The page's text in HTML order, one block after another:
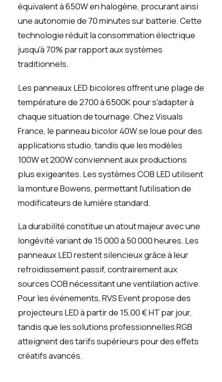
équivalent à 650W en halogène, procurant ainsi
une autonomie de 70 minutes sur batterie. Cette
technologie réduit la consommation électrique
jusqu'à 70% par rapport aux systèmes
traditionnels.
Les panneaux LED bicolores offrent une plage de
température de 2700 à 6500K pour s'adapter à
chaque situation de tournage. Chez Visuals
France, le panneau bicolor 40W se loue pour des
applications studio, tandis que les modèles
100W et 200W conviennent aux productions
plus exigeantes. Les systèmes COB LED utilisent
la monture Bowens, permettant l'utilisation de
modificateurs de lumière standard.
La durabilité constitue un atout majeur avec une
longévité variant de 15 000 à 50 000 heures. Les
panneaux LED restent silencieux grâce à leur
refroidissement passif, contrairement aux
sources COB nécessitant une ventilation active.
Pour les événements, RVS Event propose des
projecteurs LED à partir de 15,00 € HT par jour,
tandis que les solutions professionnelles RGB
atteignent des tarifs supérieurs pour des effets
créatifs avancés.